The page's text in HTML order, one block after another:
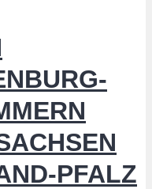
PFALZ